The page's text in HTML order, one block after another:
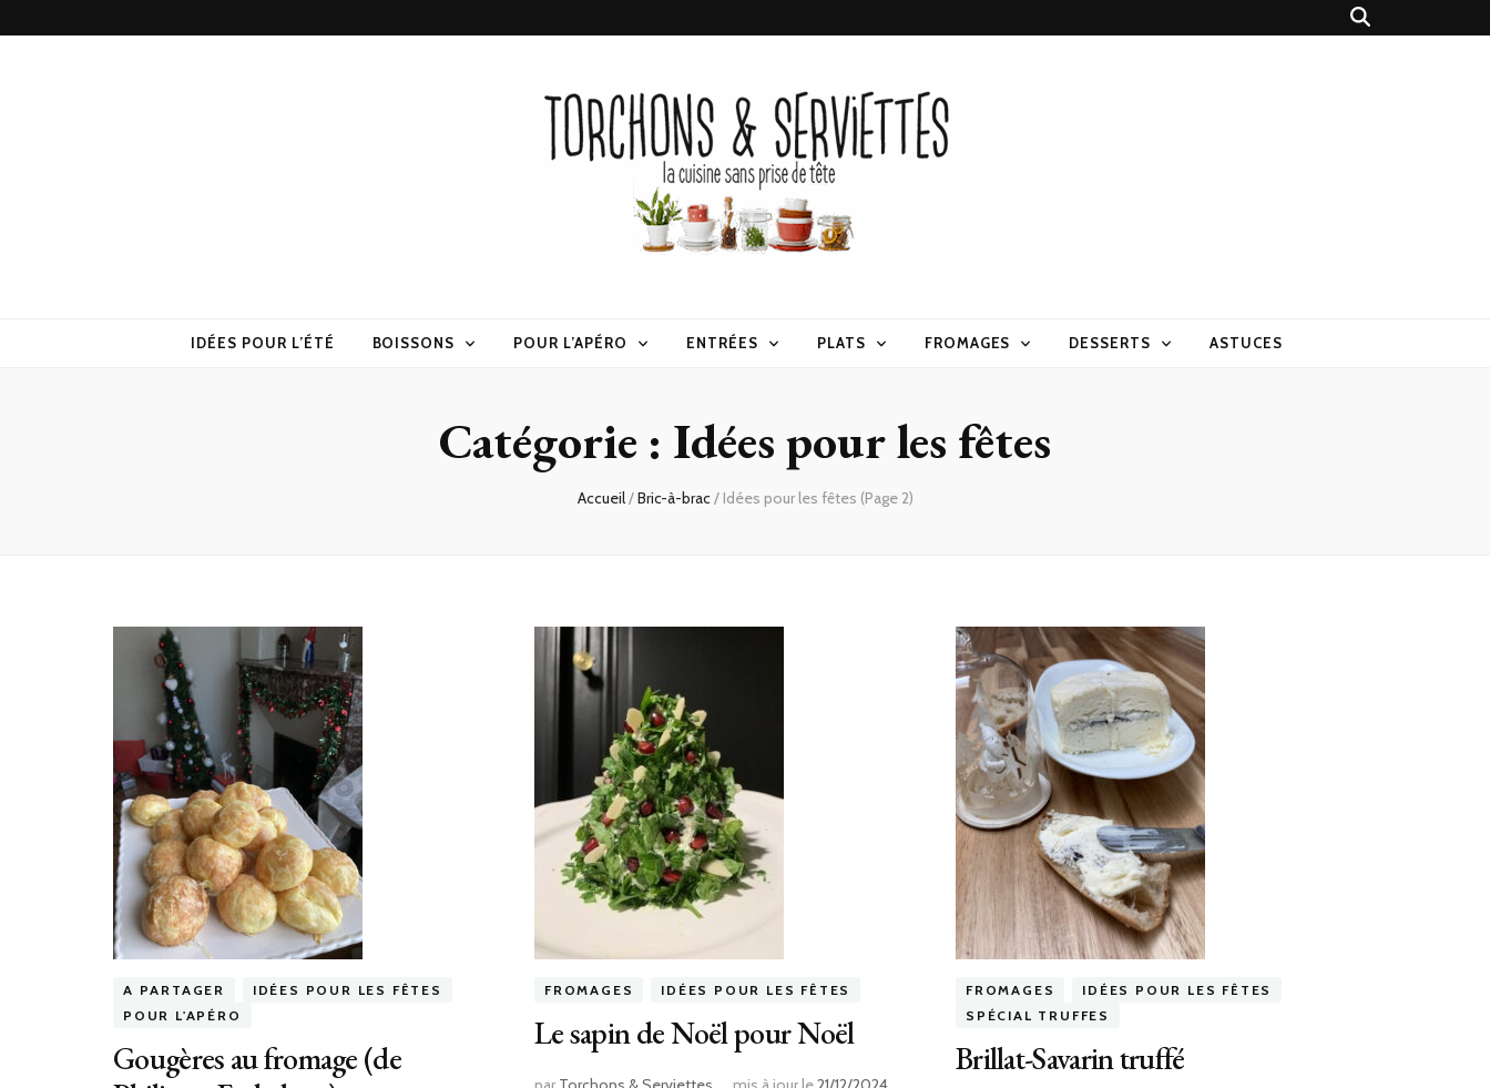
IDÉES POUR L’ÉTÉ BOISSONS POUR L’APÉRO ENTRÉES PLATS FROMAGES DESSERTS ASTUCES
Catégorie : Idées pour les fêtes
Accueil/Bric-à-brac/ Idées pour les fêtes (Page 2)
A PARTAGER
IDÉES POUR LES FÊTES
POUR L'APÉRO
Gougères au fromage (de
FROMAGES IDÉES POUR LES FÊTES
Le sapin de Noël pour Noël
FROMAGES
IDÉES POUR LES FÊTES
SPÉCIAL TRUFFES
Brillat-Savarin truffé